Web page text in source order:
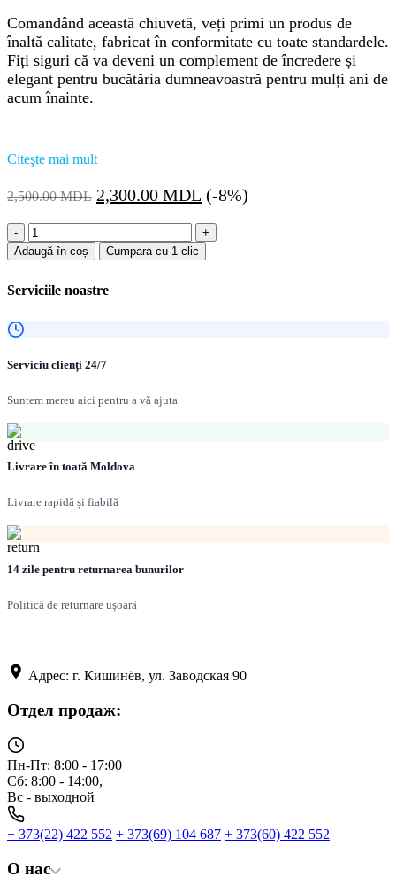
Comandând această chiuvetă, veți primi un produs de
înaltă calitate, fabricat în conformitate cu toate standardele.
Fiți siguri că va deveni un complement de încredere și
elegant pentru bucătăria dumneavoastră pentru mulți ani de
acum înainte.
Citeşte mai mult
2,500.00MDL Prețul
fost:
2,300.00 MDL Prețul
este:
2,300.00 MDL.
(-8%)
Cantitate
Chiuvetă
pentru
Inteso
Adaugă în coș Cumpara cu 1 clic
Serviciile noastre
Serviciu clienți 24/7
Suntem mereu aici pentru a vă ajuta
Livrare în toată Moldova
Livrare rapidă și fiabilă
14 zile pentru returnarea bunurilor
Politică de returnare ușoară
Адрес: г. Кишинёв, ул. Заводская 90
Отдел продаж:
Пн-Пт: 8:00 - 17:00
Сб: 8:00 - 14:00,
Вс - выходной
+ 373(22) 422 552 + 373(69) 104 687 + 373(60) 422 552
О нас